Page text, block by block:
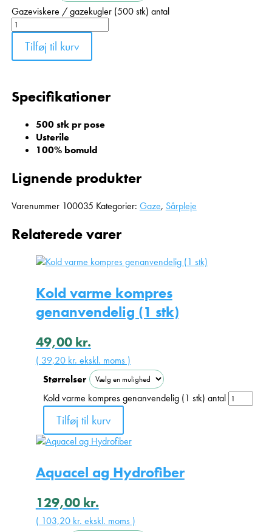
Gazeviskere / gazekugler (500 stk) antal
Tilføj til kurv
Specifikationer
500 stk pr pose
Usterile
100% bomuld
Lignende produkter
Varenummer 100035 Kategorier: Gaze, Sårpleje
Relaterede varer
Kold varme kompres
genanvendelig (1 stk)
49,00 kr.
( 39,20 kr. ekskl. moms )
Størrelser
Kold varme kompres genanvendelig (1 stk) antal
Tilføj til kurv
Aquacel ag Hydrofiber
129,00 kr.
( 103,20 kr. ekskl. moms )